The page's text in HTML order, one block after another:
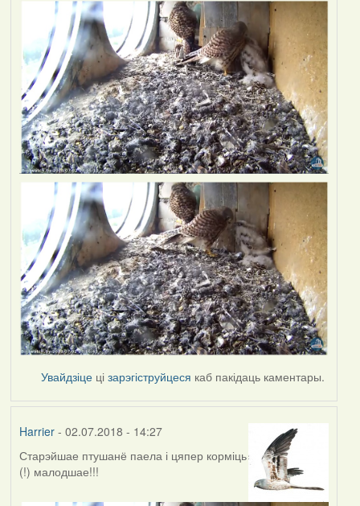
Увайдзіце цізарэгіструйцеся каб пакідаць каментары.
Harrier- 02.07.2018 - 14:27
Старэйшае птушанё паела і цяпер корміць
(!) малодшае!!!